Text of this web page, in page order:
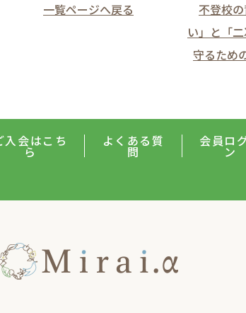
一覧ページへ戻る
不登校
い」と「
守るため
入会はこち
ら
よくある質
問
会員ロ
ン